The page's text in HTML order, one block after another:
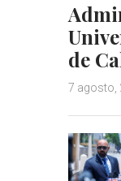
de
7 agosto,